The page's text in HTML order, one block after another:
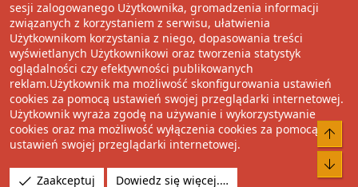
Wolnościowe cytaty
Udostępnij
Facebook
TwitterRedditPinterest
TumblrWhatsApp
Umieść Link
Community platform by XenForo® © 2010-2022 XenForo Ltd.
Pixel Exit
Tłumaczenie wykonane przezXboxForum.pl
Media embeds
sesji zalogowanego Użytkownika, gromadzenia informacji
związanych z korzystaniem z serwisu, ułatwienia
Użytkownikom korzystania z niego, dopasowania treści
wyświetlanych Użytkownikowi oraz tworzenia statystyk
oglądalności czy efektywności publikowanych
reklam.Użytkownik ma możliwość skonfigurowania ustawień
cookies za pomocą ustawień swojej przeglądarki internetowej.
Użytkownik wyraża zgodę na używanie i wykorzystywanie
cookies oraz ma możliwość wyłączenia cookies za pomocą
ustawień swojej przeglądarki internetowej.
Zaakceptuj Dowiedz się więcej.…
Do